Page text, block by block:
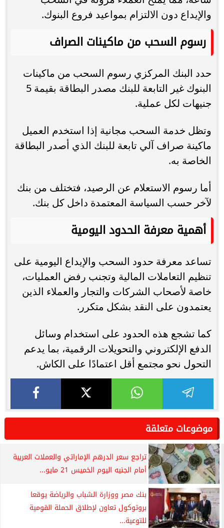
والإيداع دون الالتزام بمواعيد فروع البنوك.
رسوم السحب من ماكينات الصراف
حدد البنك المركزي رسوم السحب من ماكينات
البنوك غير التابعة للبنك مصدر البطاقة بقيمة 5
جنيهات لكل عملية.
وتظل خدمة السحب مجانية إذا استخدم العميل
ماكينة صراف آلي تابعة للبنك الذي أصدر البطاقة
الخاصة به.
أما رسوم الاستعلام عن الرصيد، فتختلف من بنك
لآخر حسب السياسة المعتمدة داخل كل بنك.
أهمية معرفة الحدود اليومية
تساعد معرفة حدود السحب والإيداع اليومية على
تنظيم التعاملات المالية وتجنب رفض العمليات،
خاصة لأصحاب الشركات والتجار والعملاء الذين
يعتمدون على النقد بشكل متكرر.
كما تشجع هذه الحدود على استخدام وسائل
الدفع الإلكتروني والتحويلات الرقمية، بما يدعم
التحول نحو مجتمع أقل اعتمادًا على الكاش.
موضوعات متعلقة
تراجع سعر الدرهم الإماراتي والعملات العربية
أمام الجنيه اليوم الخميس 21 مايو...
بنك مصر ووزارة الشباب والرياضة يوقعا
بروتوكول تعاون لإطلاق الحملة القومية
للتوعية...